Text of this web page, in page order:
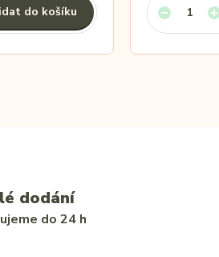
do košíku
dodání
do 24 h